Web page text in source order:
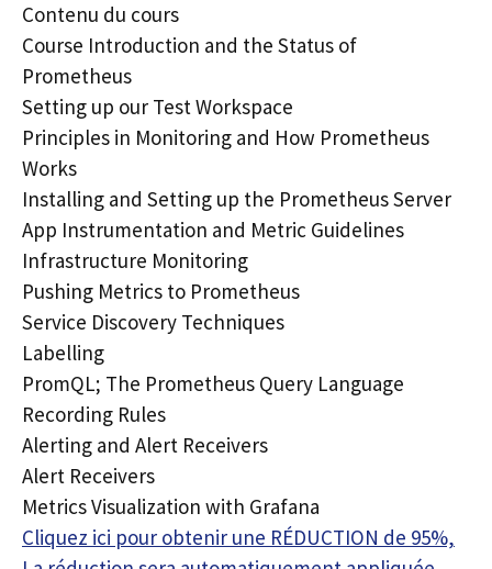
Contenu du cours
Course Introduction and the Status of
Prometheus
Setting up our Test Workspace
Principles in Monitoring and How Prometheus
Works
Installing and Setting up the Prometheus Server
App Instrumentation and Metric Guidelines
Infrastructure Monitoring
Pushing Metrics to Prometheus
Service Discovery Techniques
Labelling
PromQL; The Prometheus Query Language
Recording Rules
Alerting and Alert Receivers
Alert Receivers
Metrics Visualization with Grafana
Cliquez ici pour obtenir une RÉDUCTION de 95%,